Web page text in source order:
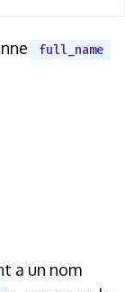
full_name
a un nom